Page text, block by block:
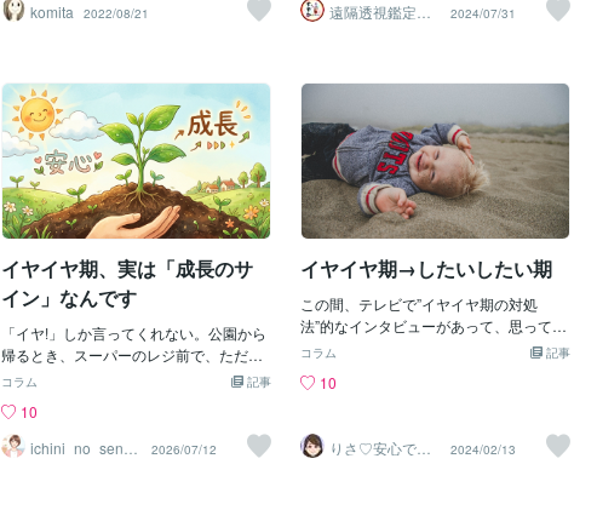
と言えば、子供と動物全般が大好き♪趣
行中・・悩みは尽きません）や発達障害
児について。時々・・猫やピアノについ
てなど、思うことを書いていきたいな～
と思っています！さてさて・・記念すべ
き１回目は子育てにおいての「見守るこ
との難しさ」です。最近本当に良くこの
事について考えます。分かっちゃいるけ
ど中々出来ないんですね・・・思い返し
てみると、息子、小さいころから過干渉
に育ててきてしまっていました。特に小
学生になってからは、学校関連ではプリ
ントや宿題、勉強、サッカーなど、全て
の生活において私が管理していました。
息子は小さい頃から積極的に自己主張を
するタイプではなく、言葉で伝えるのも
下手でした。イヤイヤ期もなく、性格も
穏やかでのんびり屋さんだったため、私
に言われるまま従っていたのです。夏休
komita 2022/08/21
ように、子どもがイヤという返事を繰り
返す時期は「イヤイヤ期」と呼ばれてお
なっているケースも多いのだそうです。
毎日のように子どもからイヤイヤ言わ
れてしまうと、親は「どうやって接した
らいいの？」とイライラしたり、不安な
気持ちになったりしてしますよね。イヤ
イヤ期の子どもに対して、どのように接
するとよいのでしょうか。保育士の白井
麻依子さんに聞きました。 「何がイヤな
のか」を聞いてあげることが大事 Q.子ど
歳まで起きるものなのでしょうか。 白井
さん「早い子では1歳になる前から自己主
張を覚え、イヤイヤ期に突入します。ピ
ークは2歳ごろで、3歳に差し掛かると落
ろに、幼児期における反抗期が始まる子
もいます。私はこれを『成長期』と呼ん
遠隔透視鑑定
師・すずか✡
2024/07/31
イヤイヤ期、実は「成長のサ
イン」なんです
「イヤ!」しか言ってくれない。公園から
帰るとき、スーパーのレジ前で、ただた
だ泣かれて困ってしまう。そんな毎日、
年、1〜2歳児のクラスをたくさん見てき
ましたが、「イヤイヤ期がしんどい」と
いうお話、本当によく聞きます。うちの
記事
コラム
10
ichini_no_sense
2026/07/12
イヤイヤ期→したいしたい期
この間、テレビで”イヤイヤ期の対処
法”的なインタビューがあって、思ってし
まいました。イヤイヤ期って言葉、嫌だ
はありましたが、あまり大変だった印象
張強めのお子さんで、苦労したことはあ
りました。それは集団生活をする上で、
記事
コラム
10
りさ♡安心でき
る居場所
2024/02/13